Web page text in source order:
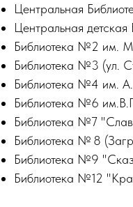
Центральная
Центральная
Библиотека №2 им.
Библиотека №3 (ул.
Библиотека №4 им.
Библиотека №6
Библиотека №7
Библиотека № 8
Библиотека №9
Библиотека №12